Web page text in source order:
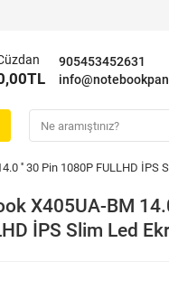
905453452631
'' 30 Pin 1080P FULLHD İPS
X405UA-BM
İPS Slim Led